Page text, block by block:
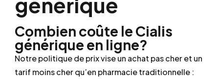
Combien coûte le Cialis
générique en ligne?
Notre politique de prix vise un achat pas cher et un
tarif moins cher qu’en pharmacie traditionnelle :